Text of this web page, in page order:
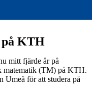
KTH
mitt fjärde år på
matematik (TM) på KTH.
Umeå för att studera på